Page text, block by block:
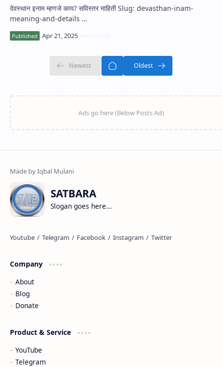
देवस्थान इनाम म्हणजे काय? सविस्तर माहिती Slug: devasthan-inam-
meaning-and-details …
SATBARA
Slogan goes here...
Company
About
Blog
Donate
Product & Service
YouTube
Telegram